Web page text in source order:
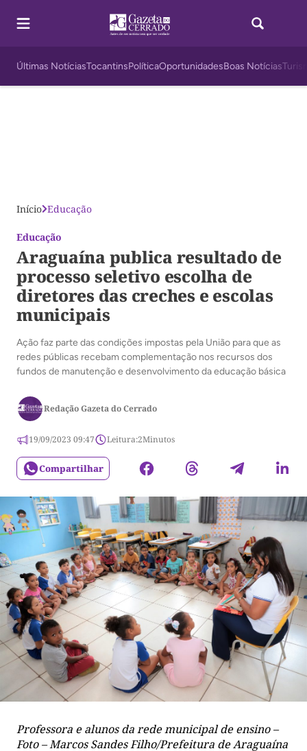
Últimas NotíciasTocantinsPolíticaOportunidadesBoas Notícias
Início Educação
Educação
Araguaína publica resultado de
processo seletivo escolha de
diretores das creches e escolas
municipais
Ação faz parte das condições impostas pela União para que as
redes públicas recebam complementação nos recursos dos
fundos de manutenção e desenvolvimento da educação básica
Redação Gazeta do Cerrado
19/09/2023 09:47 Leitura:2Minutos
Compartilhar
Professora e alunos da rede municipal de ensino –
Foto – Marcos Sandes Filho/Prefeitura de Araguaína